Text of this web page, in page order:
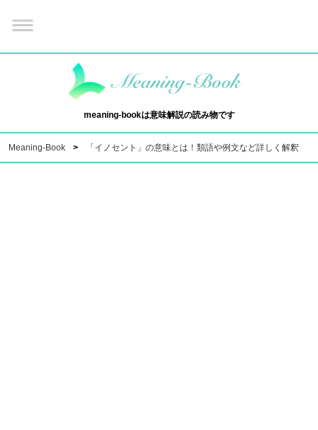
meaning-bookは意味解説の読み物です
Meaning-Book 「イノセント」の意味とは！類語や例文など詳しく解釈